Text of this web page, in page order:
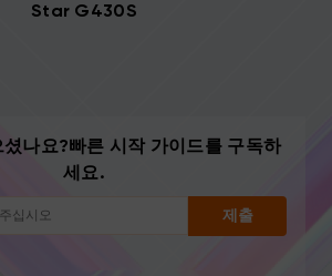
Star G430S
나요?빠른 시작 가이드를 구독하
세요.
제출